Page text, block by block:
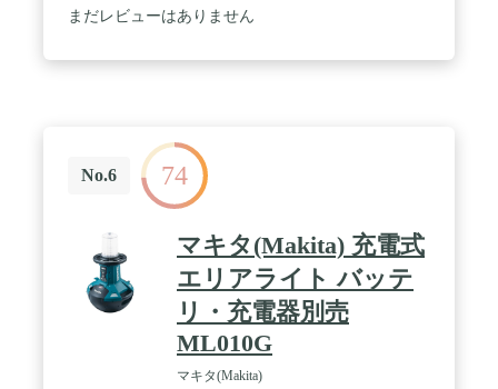
しており、最大240Wの急速充電が可能です。急速
タブレット、ノートPC（MacbookPro・
MacbookAir・Macbook・Huawei Mate・HP・Lenovo
など）、ゲーム機（NintendoSwitch）に対応してい
ます。iPhone 15 Pro Max Plusにも対応しています。
/ 4.【E-Marker搭載】USB4.0ケーブルは仕様が高
く、そのためケーブルの直径が太くなっています。
E-Markerの充電保護システムにより、安全かつ安定
した急速充電が可能です。充電保護システムによ
り、最適かつより安全に急速充電ができます。過充
性と耐久性】FPCワイヤーを使用しており、10,000
回の曲げ試験に耐える柔軟性と高耐久性を実現して
まだレビューはありません
No.6 74
マキタ(Makita) 充電式
エリアライト バッテ
リ・充電器別売
ML010G
マキタ(Makita)